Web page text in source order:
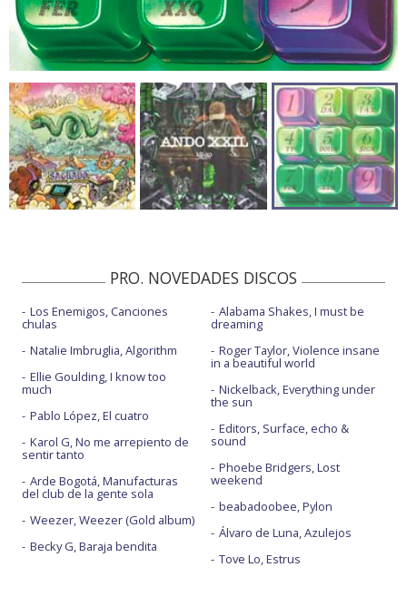
PRO. NOVEDADES DISCOS
Los Enemigos, Canciones
chulas
Natalie Imbruglia, Algorithm
Ellie Goulding, I know too
much
Pablo López, El cuatro
Karol G, No me arrepiento de
sentir tanto
Arde Bogotá, Manufacturas
del club de la gente sola
Weezer, Weezer (Gold album)
Becky G, Baraja bendita
Alabama Shakes, I must be
dreaming
Roger Taylor, Violence insane
in a beautiful world
Nickelback, Everything under
the sun
Editors, Surface, echo &
sound
Phoebe Bridgers, Lost
weekend
beabadoobee, Pylon
Álvaro de Luna, Azulejos
Tove Lo, Estrus